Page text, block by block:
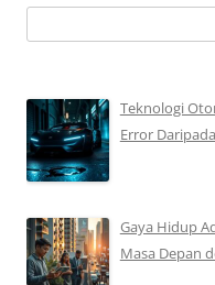
untuk:
Teknologi
Error
Gaya Hidup
Masa Depan